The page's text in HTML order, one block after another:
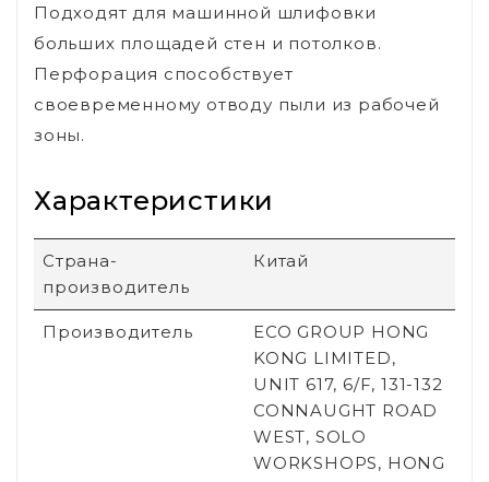
Подходят для машинной шлифовки
больших площадей стен и потолков.
Перфорация способствует
своевременному отводу пыли из рабочей
зоны.
Характеристики
Страна-
производитель
Китай
Производитель
ECO GROUP HONG
KONG LIMITED,
UNIT 617, 6/F, 131-132
CONNAUGHT ROAD
WEST, SOLO
WORKSHOPS, HONG